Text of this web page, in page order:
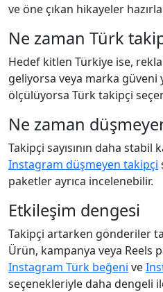
ve öne çıkan hikayeler
Ne zaman Türk
Hedef kitlen Türkiye ise,
geliyorsa veya marka
ölçülüyorsa Türk takipçi
Ne zaman
Takipçi sayısının daha stabil
Instagram düşmeyen takipçi
paketler ayrıca incelenebilir.
Etkileşim dengesi
Takipçi artarken gönderiler
Ürün, kampanya veya Reels
Instagram Türk beğeni ve
seçenekleriyle daha dengeli